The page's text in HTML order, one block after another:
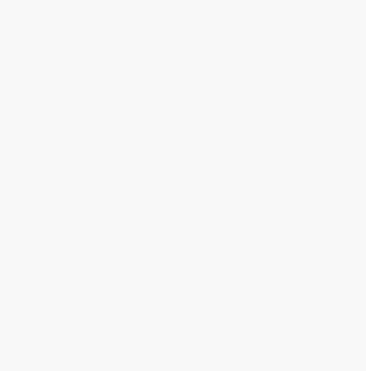
In der Rubrik “Rathaus” geht der Blick etwas weiter über die